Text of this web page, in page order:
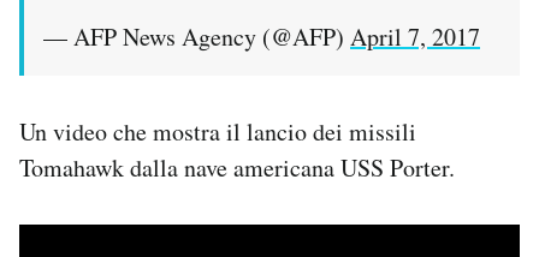
— AFP News Agency (@AFP) April 7, 2017
Un video che mostra il lancio dei missili
Tomahawk dalla nave americana USS Porter.